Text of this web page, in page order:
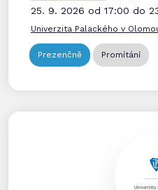
25. 9. 2026 od 17:00 do
Univerzita Palackého v
Prezenčně Promítání